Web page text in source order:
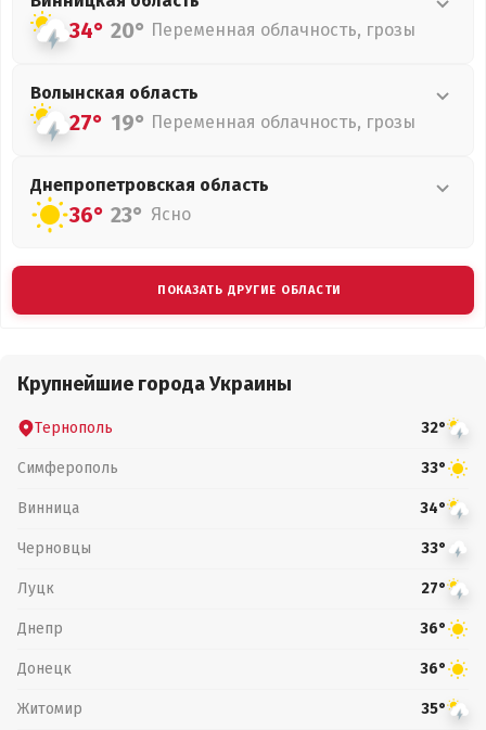
34° 20° Переменная облачность, грозы
Волынская область
27° 19° Переменная облачность, грозы
Днепропетровская область
36° 23° Ясно
ПОКАЗАТЬ ДРУГИЕ ОБЛАСТИ
Крупнейшие города Украины
Тернополь 32°
Симферополь 33°
Винница 34°
Черновцы 33°
Луцк 27°
Днепр 36°
Донецк 36°
Житомир 35°